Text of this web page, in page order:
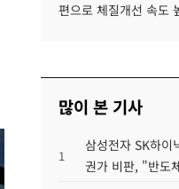
편으로 체질개선 속도
많이 본 기사
1
삼성전자 SK하이
권가 비판, "반도